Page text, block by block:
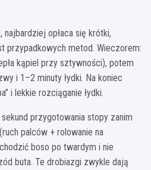
najbardziej opłaca się krótki,
przypadkowych metod. Wieczorem:
kąpiel przy sztywności), potem
i 1–2 minuty łydki. Na koniec
i lekkie rozciąganie łydki.
przygotowania stopy zanim
palców + rolowanie na
boso po twardym i nie
buta. Te drobiazgi zwykle dają